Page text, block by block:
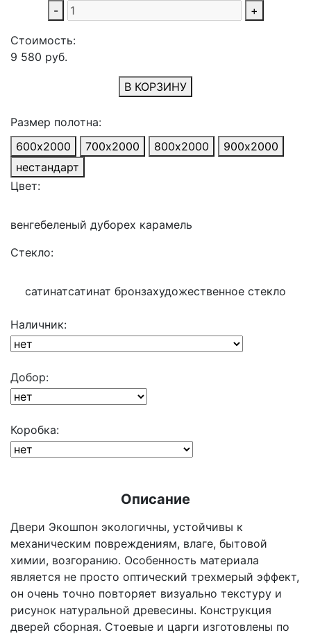
- +
Стоимость:
9 580 руб.
В КОРЗИНУ
Размер полотна:
600х2000
700х2000 800х2000
900х2000
нестандарт
Цвет:
венгебеленый дуборех карамель
Стекло:
сатинатсатинат бронзахудожественное стекло
Наличник:
Добор:
Коробка:
Описание
Двери Экошпон экологичны, устойчивы к
механическим повреждениям, влаге, бытовой
химии, возгоранию. Особенность материала
является не просто оптический трехмерый эффект,
он очень точно повторяет визуально текстуру и
рисунок натуральной древесины. Конструкция
дверей сборная. Стоевые и царги изготовлены по